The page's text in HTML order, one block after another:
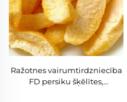
Ražotnes vairumtirdzniecība
FD persiku šķēlītes,